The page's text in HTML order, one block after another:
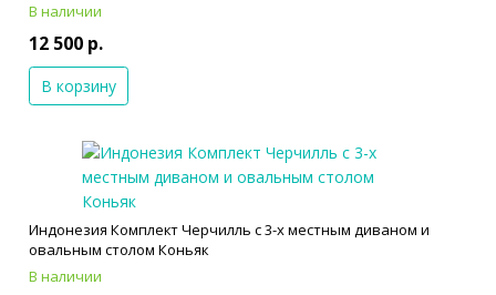
В наличии
12 500 р.
В корзину
Индонезия Комплект Черчилль с 3-х местным диваном и
овальным столом Коньяк
В наличии